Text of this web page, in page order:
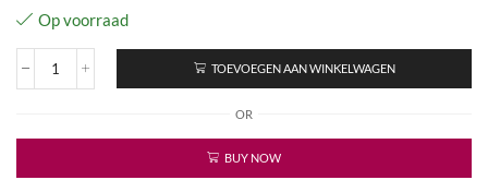
Op voorraad
Remineralizing
Mask
TOEVOEGEN AAN WINKELWAGEN
OR
BUY NOW